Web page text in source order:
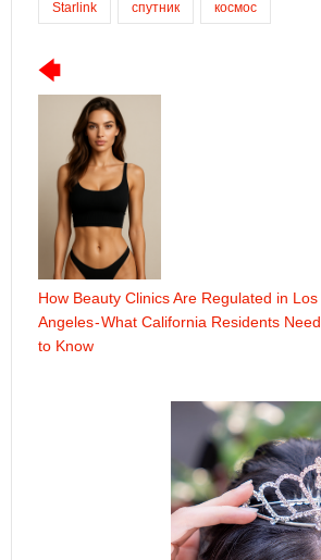
Starlink спутник космос
How Beauty Clinics Are Regulated in Los
Angeles - What California Residents Need
to Know